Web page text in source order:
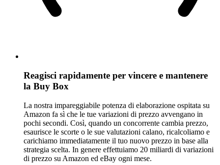
Reagisci rapidamente per vincere e mantenere
la Buy Box
La nostra impareggiabile potenza di elaborazione ospitata su
Amazon fa sì che le tue variazioni di prezzo avvengano in
pochi secondi. Così, quando un concorrente cambia prezzo,
esaurisce le scorte o le sue valutazioni calano, ricalcoliamo e
carichiamo immediatamente il tuo nuovo prezzo in base alla
strategia scelta. In genere effettuiamo 20 miliardi di variazioni
di prezzo su Amazon ed eBay ogni mese.